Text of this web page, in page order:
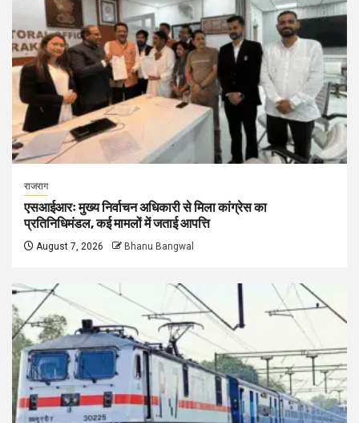
राजराग
एसआईआरः मुख्य निर्वाचन अधिकारी से मिला कांग्रेस का
प्रतिनिधिमंडल, कई मामलों में जताई आपत्ति
August 7, 2026 Bhanu Bangwal